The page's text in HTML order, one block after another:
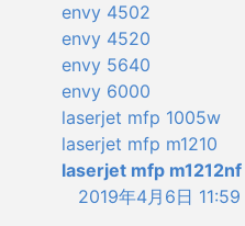
envy 4502
envy 4520
envy 5640
envy 6000
laserjet mfp 1005w
laserjet mfp m1210
laserjet mfp m1212nf
2019年4月6日 11:59